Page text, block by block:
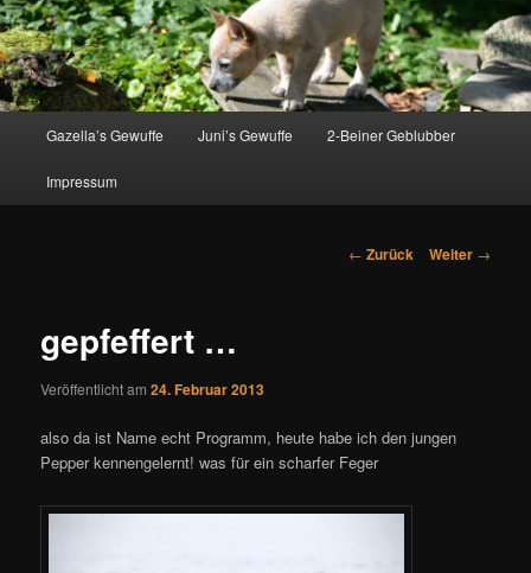
Gazella’s Gewuffe Juni’s Gewuffe 2-Beiner Geblubber
Impressum
Beitrags-
← Zurück Weiter →
gepfeffert …
Veröffentlicht am24. Februar 2013
also da ist Name echt Programm, heute habe ich den jungen
Pepper kennengelernt! was für ein scharfer Feger